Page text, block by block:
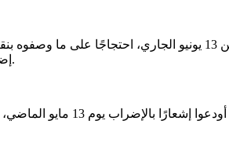
أعلن الأطباء الأخصائيون العاملون بمستشفى روصو عزمهم الدخول في إضراب
إضافة إلى تأخر صرف مستحقاتهم المالية منذ أكثر من ستة أشهر.